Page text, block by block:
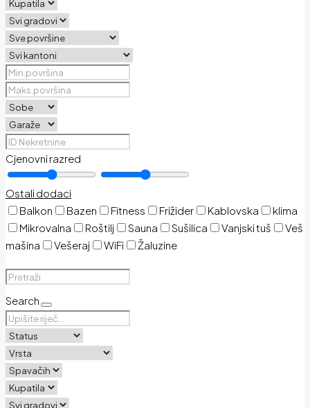
Cjenovni razred
Ostali dodaci
Balkon
Bazen Fitness Frižider Kablovska
klima
Mikrovalna
Roštilj Sauna Sušilica Vanjski tuš
Veš
mašina
Vešeraj WiFi Žaluzine
Search